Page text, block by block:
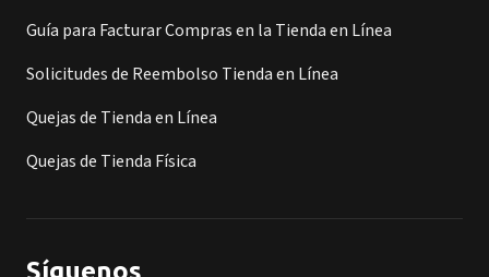
Guía para Facturar Compras en la Tienda en Línea
Solicitudes de Reembolso Tienda en Línea
Quejas de Tienda en Línea
Quejas de Tienda Física
Síguenos